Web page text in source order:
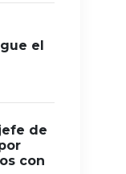
el
de
con